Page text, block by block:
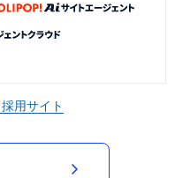
採用サイト